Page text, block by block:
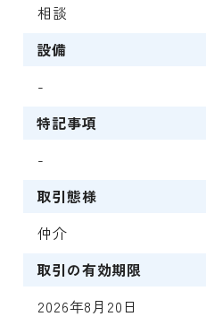
相談
設備
-
特記事項
-
取引態様
仲介
取引の有効期限
2026年8月20日